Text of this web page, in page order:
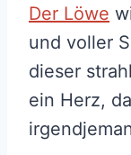
Der Löwe
und voller
dieser
ein Herz,